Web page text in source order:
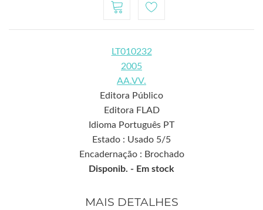
LT010232
2005
AA.VV.
Editora Público
Editora FLAD
Idioma Português PT
Estado : Usado 5/5
Encadernação : Brochado
Disponib. - Em stock
MAIS DETALHES